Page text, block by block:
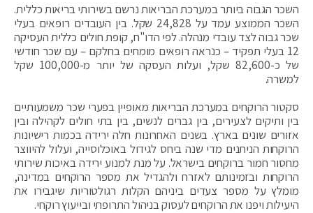
השכר הגבוה ביותר במערכת הבריאות נרשם בשירותי בריאות כללית.
השכר הממוצע עמד על 24,828 שקל. בין העובדים רופאים בעלי
שכר גבוה לצד עובדי מנהלה. לפי הדו"ח, קופת חולים כללית העסיקה
12 בעלי תפקיד – כנראה רופאים מומחים בחלקם – עם שכר חודשי
של כ-82,600 שקל, ועלות העסקה של יותר מ-100,000 שקל
למשרה.
סקטור הרוקחים במערכת הבריאות מאופיין בפערי שכר משמעותיים
בין ותיקים לצעירים, בין גברים לנשים, בין בתי חולים לקהילה ובין
אזורים שונים בארץ. בשנים האחרונות חלה ירידה בכמות רישיונות
הרוקחות הניתנים מדי שנה ביחס לגידול באוכלוסייה, ועלול להיווצר
מחסור חמור ברוקחים בישראל. על מנת למנוע ירידה באיכות שירותי
הרוקחות ובזמינותם לאזרח ולהגדיל את מספר הרוקחים במדינה,
מומלץ על מספר צעדים ביניהם הקלות רגולטוריות שיגבירו את
היעילות ויפנו את הרוקחים לעסוק בניהול התרופתי ובייעוץ רוקחי.